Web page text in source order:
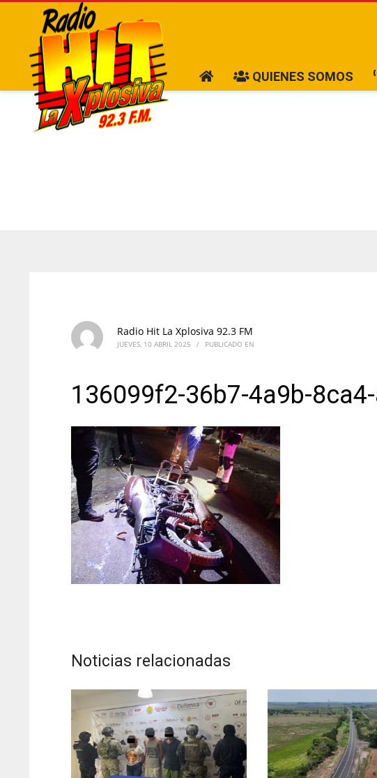
QUIENES SOMOS
Radio Hit La Xplosiva 92.3 FM
JUEVES, 10 ABRIL 2025 / PUBLICADO EN
136099f2-36b7-4a9b-
Noticias relacionadas